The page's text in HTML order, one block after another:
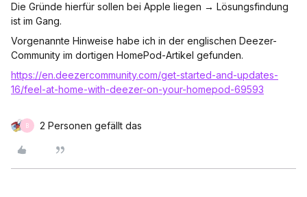
Die Gründe hierfür sollen bei Apple liegen → Lösungsfindung
ist im Gang.
Vorgenannte Hinweise habe ich in der englischen Deezer-
Community im dortigen HomePod-Artikel gefunden.
https://en.deezercommunity.com/get-started-and-updates-
16/feel-at-home-with-deezer-on-your-homepod-69593
B 2 Personen gefällt das